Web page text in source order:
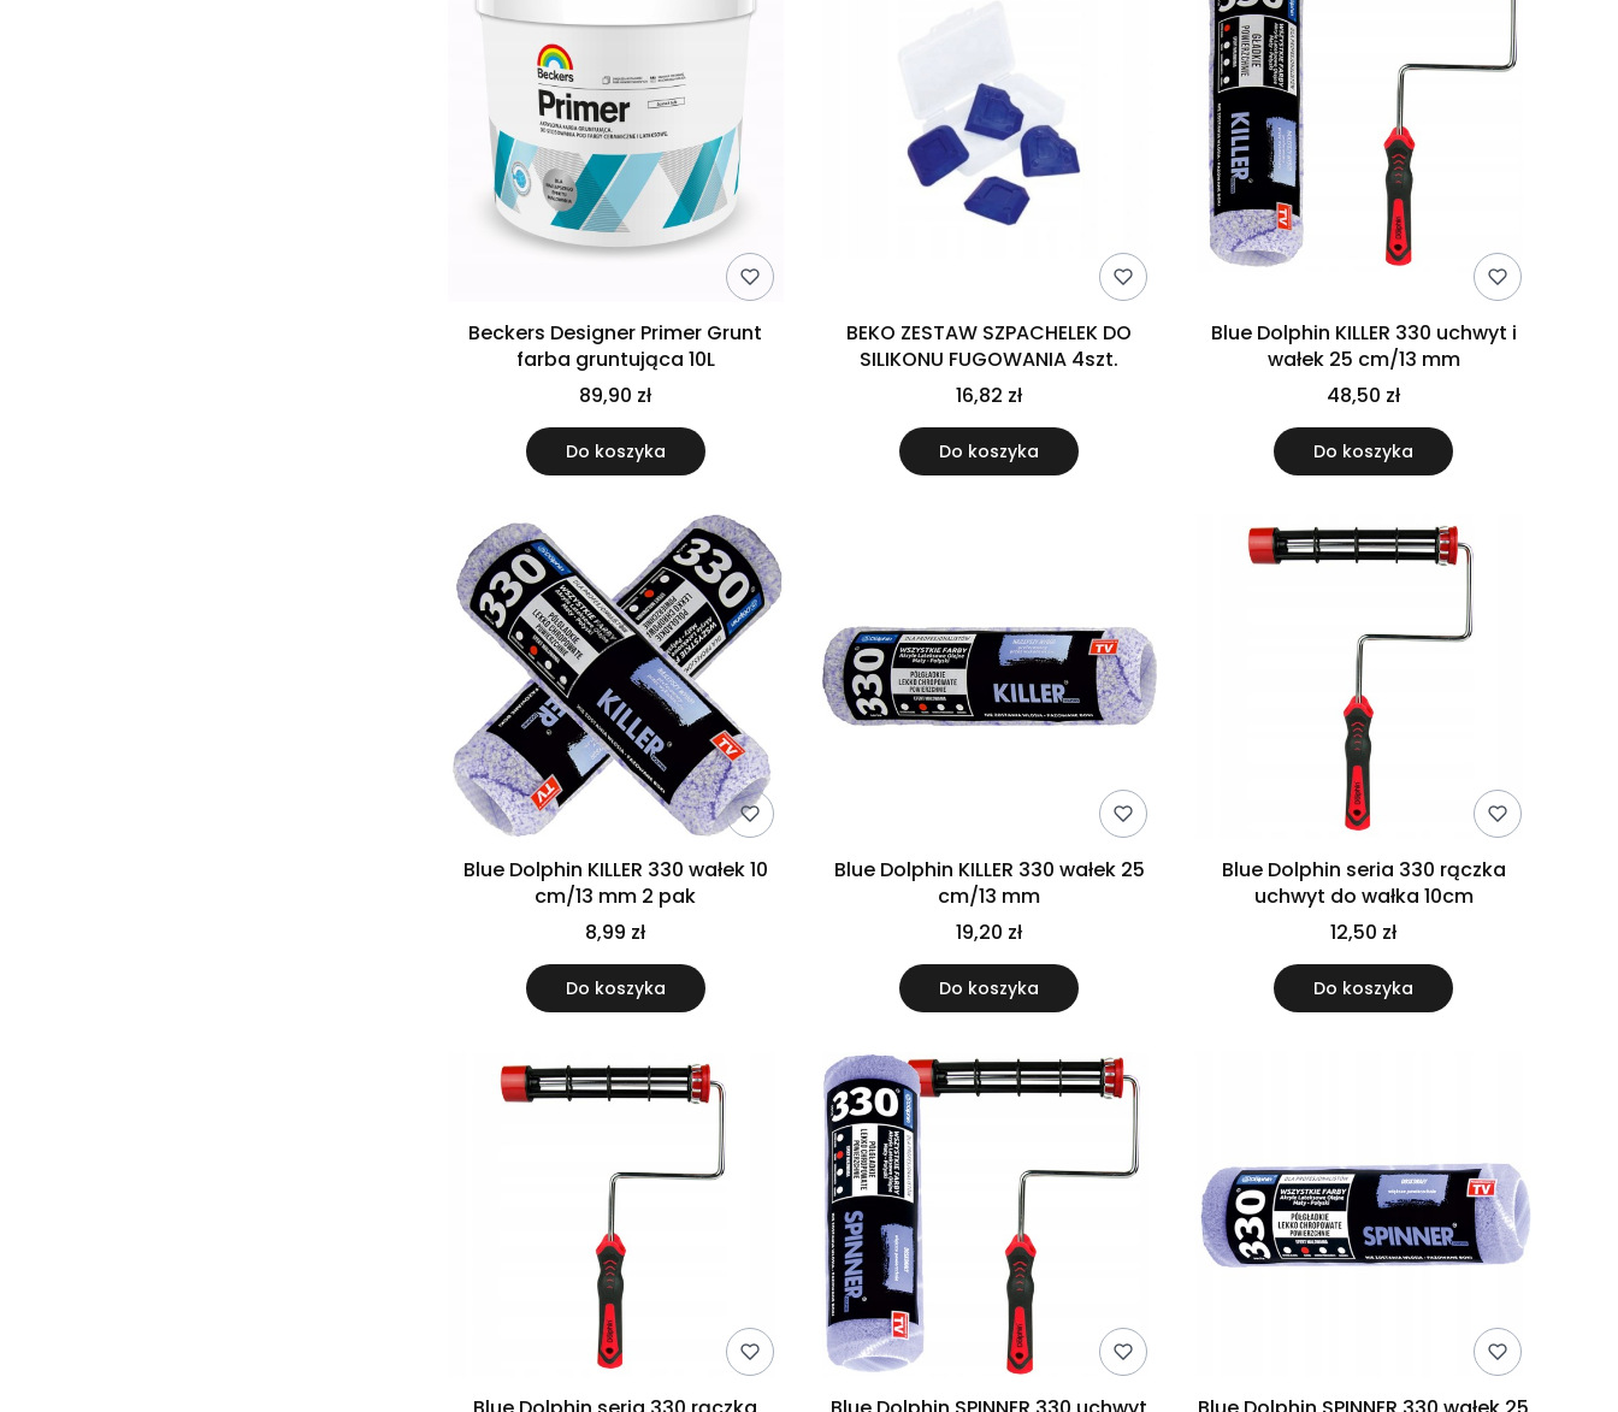
Beckers Designer Primer Grunt
farba gruntująca 10L
89,90 zł
Do koszyka
BEKO ZESTAW SZPACHELEK DO
SILIKONU FUGOWANIA 4szt.
16,82 zł
Do koszyka
Blue Dolphin KILLER 330 uchwyt i
wałek 25 cm/13 mm
48,50 zł
Do koszyka
Blue Dolphin KILLER 330 wałek 10
cm/13 mm 2 pak
8,99 zł
Do koszyka
Blue Dolphin KILLER 330 wałek 25
cm/13 mm
19,20 zł
Do koszyka
Blue Dolphin seria 330 rączka
uchwyt do wałka 10cm
12,50 zł
Do koszyka